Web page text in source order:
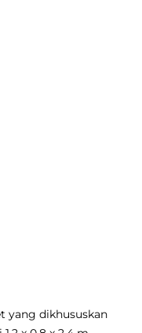
yang dikhususkan